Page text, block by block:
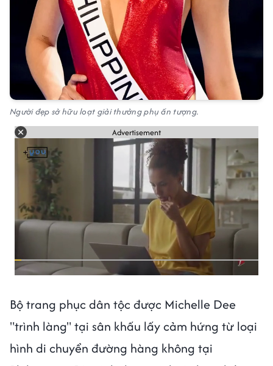
Người đẹp sở hữu loạt giải thưởng phụ ấn tượng.
Advertisement
Bộ trang phục dân tộc được Michelle Dee
"trình làng" tại sân khấu lấy cảm hứng từ loại
hình di chuyển đường hàng không tại